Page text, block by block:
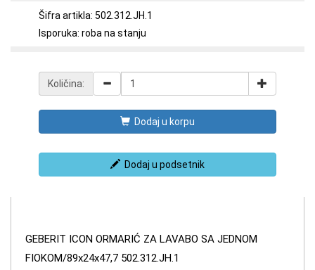
Šifra artikla: 502.312.JH.1
Isporuka: roba na stanju
Količina:
Dodaj u korpu
Dodaj u podsetnik
GEBERIT ICON ORMARIĆ ZA LAVABO SA JEDNOM
FIOKOM/89x24x47,7 502.312.JH.1